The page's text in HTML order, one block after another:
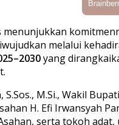
melalui
yang
M.Si., Wakil
H. Efi Irwansyah
serta tokoh